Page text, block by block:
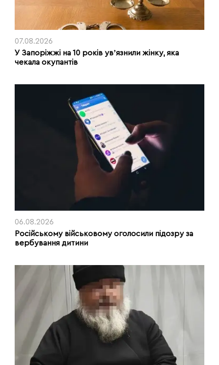
07.08.2026
У Запоріжжі на 10 років увʼязнили жінку, яка
чекала окупантів
06.08.2026
Російському військовому оголосили підозру за
вербування дитини